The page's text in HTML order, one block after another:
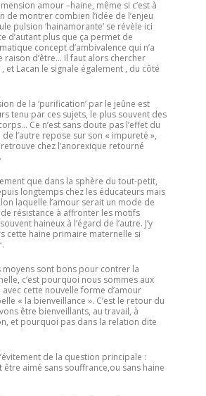
amour –haine, même si c’est à
de montrer combien l’idée de l’enjeu
pulsion ‘hainamorante‘ se révèle ici
d’autant plus que ça permet de
concept d’ambivalence qui n’a
raison d’être… Il faut alors chercher
et Lacan le signale également , du côté
de la ‘purification’ par le jeûne est
tenu par ces sujets, le plus souvent des
Ce n’est sans doute pas l’effet du
l’autre repose sur son « impureté »,
chez l’anorexique retourné
que dans la sphère du tout-petit,
longtemps chez les éducateurs mais
laquelle l’amour serait un mode de
résistance à affronter les motifs
haineux à l’égard de l’autre. J’y
cette haine primaire maternelle si
moyens sont bons pour contrer la
c’est pourquoi nous sommes aux
avec cette nouvelle forme d’amour
« la bienveillance ». C’est le retour du
être bienveillants, au travail, à
et pourquoi pas dans la relation dite
de la question principale :
aimé sans souffrance,ou sans haine